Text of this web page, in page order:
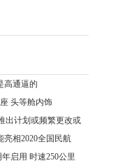
高通逼的
头等舱内饰
出计划或频繁更改或
亮相2020全国民航
启用 时速250公里